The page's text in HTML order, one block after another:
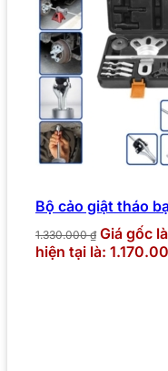
Bộ cảo giật tháo
1.330.000₫ Giá gốc
hiện tại là: